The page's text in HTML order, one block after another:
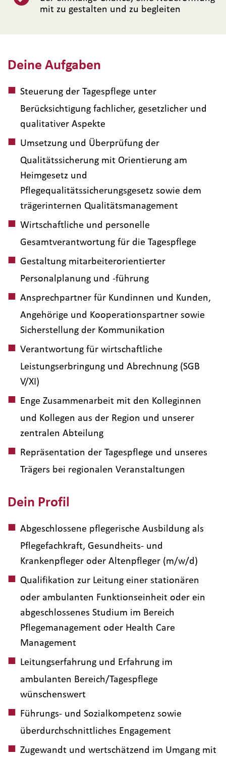
Deine Aufgaben
Steuerung der Tagespflege unter
Berücksichtigung fachlicher, gesetzlicher und
qualitativer Aspekte
Umsetzung und Überprüfung der
Qualitätssicherung mit Orientierung am
Heimgesetz und
Pflegequalitätssicherungsgesetz sowie dem
trägerinternen Qualitätsmanagement
Wirtschaftliche und personelle
Gesamtverantwortung für die Tagespflege
Gestaltung mitarbeiterorientierter
Personalplanung und -führung
Ansprechpartner für Kundinnen und Kunden,
Angehörige und Kooperationspartner sowie
Sicherstellung der Kommunikation
Verantwortung für wirtschaftliche
Leistungserbringung und Abrechnung (SGB
V/XI)
Enge Zusammenarbeit mit den Kolleginnen
und Kollegen aus der Region und unserer
zentralen Abteilung
Repräsentation der Tagespflege und unseres
Trägers bei regionalen Veranstaltungen
Dein Profil
Abgeschlossene pflegerische Ausbildung als
Pflegefachkraft, Gesundheits- und
Krankenpfleger oder Altenpfleger (m/w/d)
Qualifikation zur Leitung einer stationären
oder ambulanten Funktionseinheit oder ein
abgeschlossenes Studium im Bereich
Pflegemanagement oder Health Care
Management
Leitungserfahrung und Erfahrung im
ambulanten Bereich/Tagespflege
wünschenswert
Führungs- und Sozialkompetenz sowie
überdurchschnittliches Engagement
Zugewandt und wertschätzend im Umgang mit
mit zu gestalten und zu begleiten